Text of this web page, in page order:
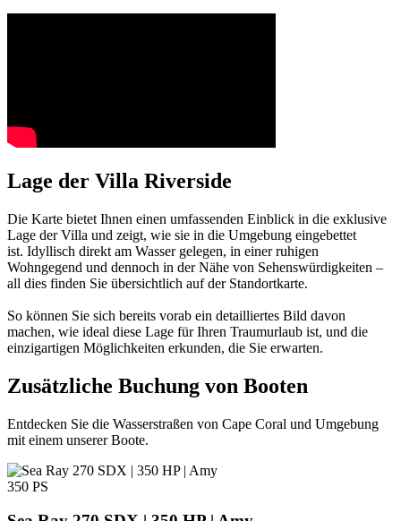
Lage der Villa Riverside
Die Karte bietet Ihnen einen umfassenden Einblick in die exklusive
Lage der Villa und zeigt, wie sie in die Umgebung eingebettet
ist. Idyllisch direkt am Wasser gelegen, in einer ruhigen
Wohngegend und dennoch in der Nähe von Sehenswürdigkeiten –
all dies finden Sie übersichtlich auf der Standortkarte.
So können Sie sich bereits vorab ein detailliertes Bild davon
machen, wie ideal diese Lage für Ihren Traumurlaub ist, und die
einzigartigen Möglichkeiten erkunden, die Sie erwarten.
Zusätzliche Buchung von Booten
Entdecken Sie die Wasserstraßen von Cape Coral und Umgebung
mit einem unserer Boote.
350 PS